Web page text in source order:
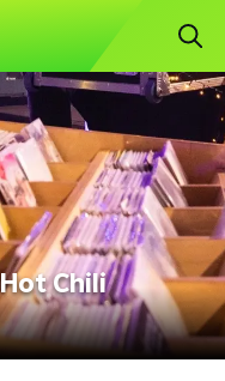
Chili